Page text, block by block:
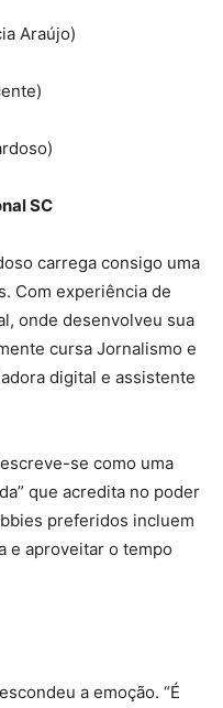
Araújo)
SC
carrega consigo uma
Com experiência de
onde desenvolveu sua
cursa Jornalismo e
digital e assistente
se como uma
que acredita no poder
preferidos incluem
e aproveitar o tempo
a emoção. “É